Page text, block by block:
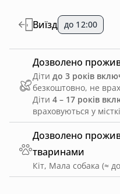
Дозволено
тваринами
Кіт, Мала собака (≈
Виїзд до 12:00
Дозволено
Діти до 3 років
безкоштовно, не
Діти 4 – 17 років
враховуються у